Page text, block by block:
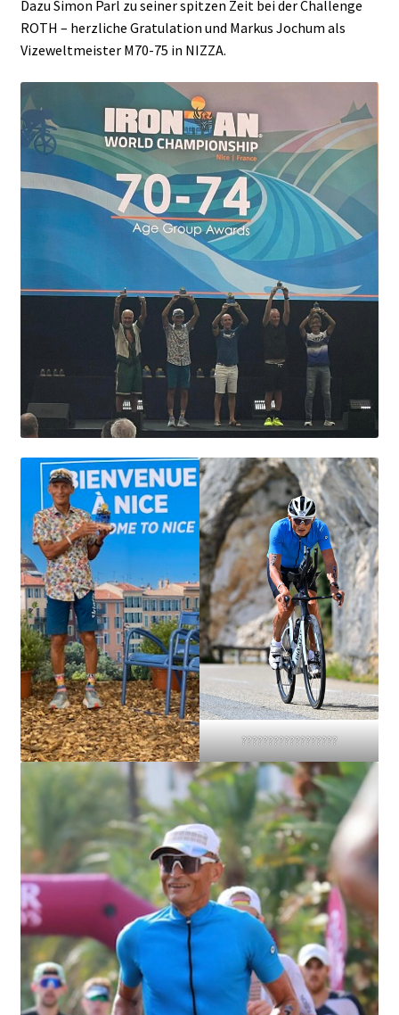
Dazu Simon Parl zu seiner spitzen Zeit bei der Challenge
ROTH – herzliche Gratulation und Markus Jochum als
Vizeweltmeister M70-75 in NIZZA.
??????????????????